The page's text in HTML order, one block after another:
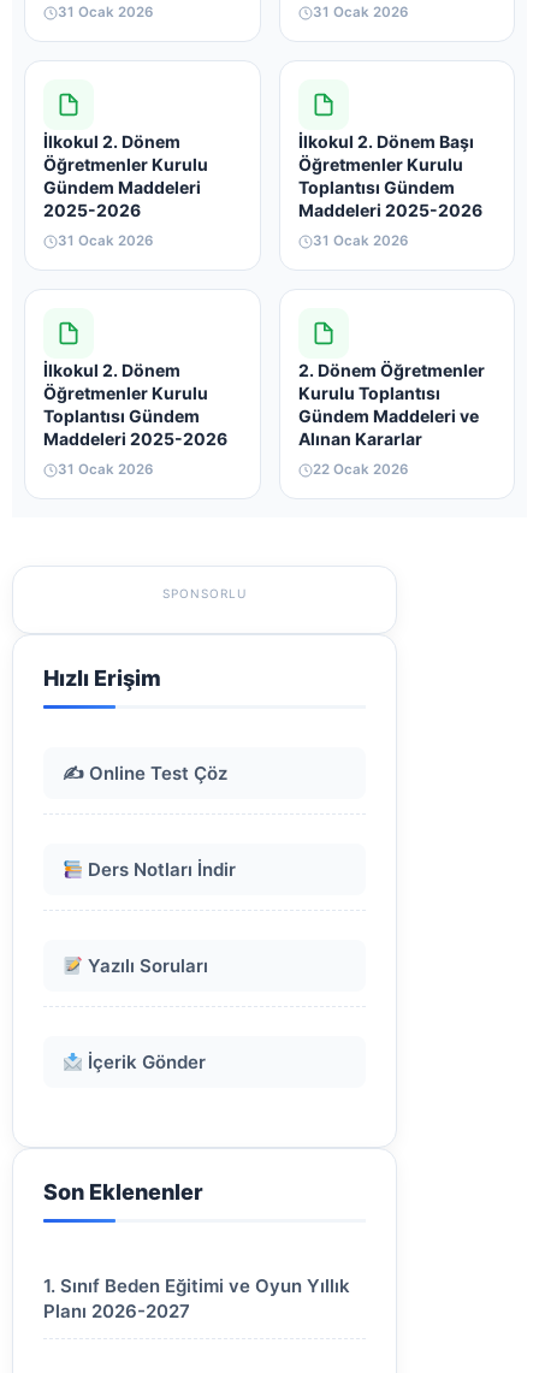
31 Ocak 2026 31 Ocak 2026
İlkokul 2. Dönem
Öğretmenler Kurulu
Gündem Maddeleri
2025-2026
31 Ocak 2026
İlkokul 2. Dönem Başı
Öğretmenler Kurulu
Toplantısı Gündem
Maddeleri 2025-2026
31 Ocak 2026
İlkokul 2. Dönem
Öğretmenler Kurulu
Toplantısı Gündem
Maddeleri 2025-2026
31 Ocak 2026
2. Dönem Öğretmenler
Kurulu Toplantısı
Gündem Maddeleri ve
Alınan Kararlar
22 Ocak 2026
SPONSORLU
Hızlı Erişim
✍️ Online Test Çöz
Ders Notları İndir
Yazılı Soruları
İçerik Gönder
Son Eklenenler
1. Sınıf Beden Eğitimi ve Oyun Yıllık
Planı 2026-2027